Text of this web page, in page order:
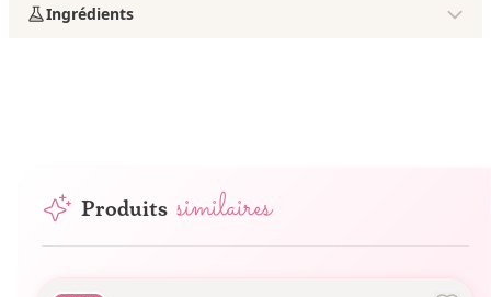
Ingrédients
Produits similaires